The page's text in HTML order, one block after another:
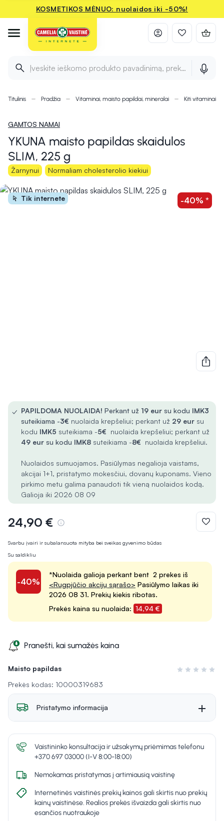
KOSMETIKOS MĖNUO: nuolaidos iki -50%!
Įveskite ieškomo produkto pavadinimą, prekės ženklą ir
Titulinis Pradžia Vitaminai, maisto papildai, mineralai Kiti vitaminai ir
GAMTOS NAMAI
YKUNA maisto papildas skaidulos
SLIM, 225 g
Žarnynui Normaliam cholesterolio kiekiui
Tik internete -40% *
Maisto papildas
Įvertinimas 0
Prekės kodas: 10000319683
Svarbu įvairi ir subalansuota mityba bei sveikas gyvenimo būdas
Su saldikliu
-40%
*Nuolaida galioja perkant bent 2 prekes iš
<Rugpjūčio akcijų sąrašo> Pasiūlymo laikas iki
2026 08 31. Prekių kiekis ribotas.
Prekės kaina su nuolaida: 14,94 €
✓ PAPILDOMA NUOLAIDA! Perkant už 19 eur su kodu IMK3
suteikiama -3€ nuolaida krepšeliui; perkant už 29 eur su
kodu IMK5 suteikiama -5€ nuolaida krepšeliui; perkant už
49 eur su kodu IMK8 suteikiama -8€ nuolaida krepšeliui.
Nuolaidos sumuojamos. Pasiūlymas negalioja vaistams,
akcijai 1+1, pristatymo mokesčiui, dovanų kuponams. Vieno
pirkimo metu galima panaudoti tik vieną nuolaidos kodą.
Galioja iki 2026 08 09
24,90 €
Pranešti, kai sumažės kaina
Pristatymo informacija
Vaistininko konsultacija ir užsakymų priėmimas telefonu
+370 697 03000 (I-V 8:00-18:00)
Nemokamas pristatymas į artimiausią vaistinę
Internetinės vaistinės prekių kainos gali skirtis nuo prekių
kainų vaistinėse. Realios prekės išvaizda gali skirtis nuo
esančios nuotraukoje